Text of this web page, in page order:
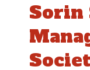
Sorin